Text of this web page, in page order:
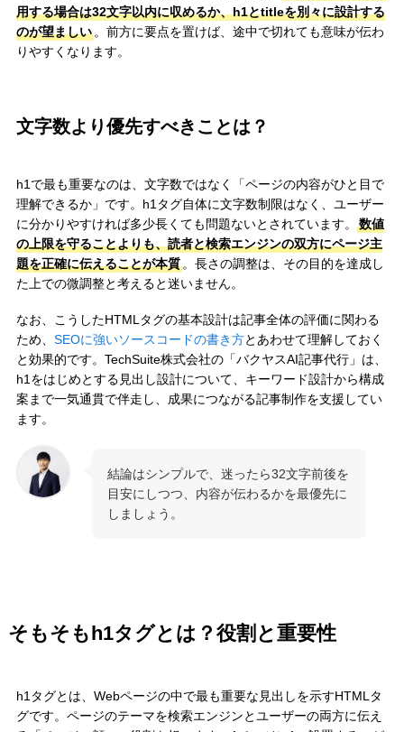
用する場合は32文字以内に収めるか、h1とtitleを別々に設計する
のが望ましい。前方に要点を置けば、途中で切れても意味が伝わ
りやすくなります。
文字数より優先すべきことは？
h1で最も重要なのは、文字数ではなく「ページの内容がひと目で
理解できるか」です。h1タグ自体に文字数制限はなく、ユーザー
に分かりやすければ多少長くても問題ないとされています。
数値
の上限を守ることよりも、読者と検索エンジンの双方にページ主
題を正確に伝えることが本質。長さの調整は、その目的を達成し
た上での微調整と考えると迷いません。
なお、こうしたHTMLタグの基本設計は記事全体の評価に関わる
ため、 SEOに強いソースコードの書き方とあわせて理解しておく
と効果的です。TechSuite株式会社の「バクヤスAI記事代行」は、
h1をはじめとする見出し設計について、キーワード設計から構成
案まで一気通貫で伴走し、成果につながる記事制作を支援してい
ます。
結論はシンプルで、迷ったら32文字前後を
目安にしつつ、内容が伝わるかを最優先に
しましょう。
そもそもh1タグとは？役割と重要性
h1タグとは、Webページの中で最も重要な見出しを示すHTMLタ
グです。ページのテーマを検索エンジンとユーザーの両方に伝え